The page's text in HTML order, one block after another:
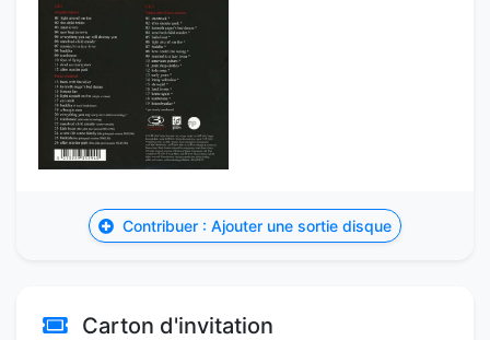
Contribuer : Ajouter une sortie disque
Carton d'invitation